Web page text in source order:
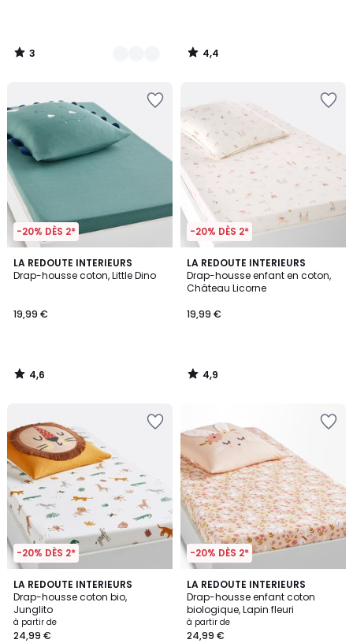
3
/
4,4
/
-20% DÈS 2*
LA REDOUTE INTERIEURS
Drap-housse coton, Little Dino
19,99 €
4,6
/ 5
4,6
/
-20% DÈS 2*
LA REDOUTE INTERIEURS
Drap-housse enfant en coton,
Château Licorne
19,99 €
4,9
/ 5
4,9
/
-20% DÈS 2*
LA REDOUTE INTERIEURS
Drap-housse coton bio,
Junglito
à partir de
24,99 €
4,9
/ 5
-20% DÈS 2*
LA REDOUTE INTERIEURS
Drap-housse enfant coton
biologique, Lapin fleuri
à partir de
24,99 €
4,7
/ 5